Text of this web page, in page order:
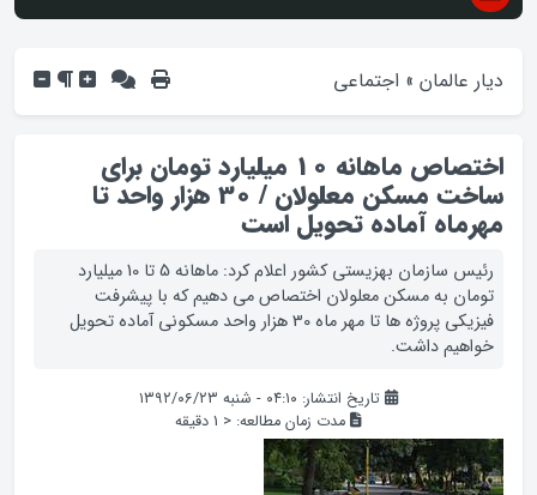
دیار عالمان » اجتماعی
اختصاص ماهانه 10 میلیارد تومان برای
ساخت مسکن معلولان / 30 هزار واحد تا
مهرماه آماده تحویل است
رئیس سازمان بهزیستی کشور اعلام کرد: ماهانه 5 تا 10 میلیارد
تومان به مسکن معلولان اختصاص می دهیم که با پیشرفت
فیزیکی پروژه ها تا مهر ماه 30 هزار واحد مسکونی آماده تحویل
خواهیم داشت.
تاریخ انتشار: ۰۴:۱۰ - شنبه ۱۳۹۲/۰۶/۲۳
مدت زمان مطالعه: < 1 دقیقه